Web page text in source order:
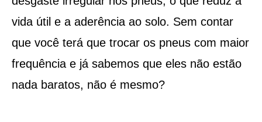
vida útil e a aderência ao solo. Sem contar
que você terá que trocar os pneus com maior
frequência e já sabemos que eles não estão
nada baratos, não é mesmo?